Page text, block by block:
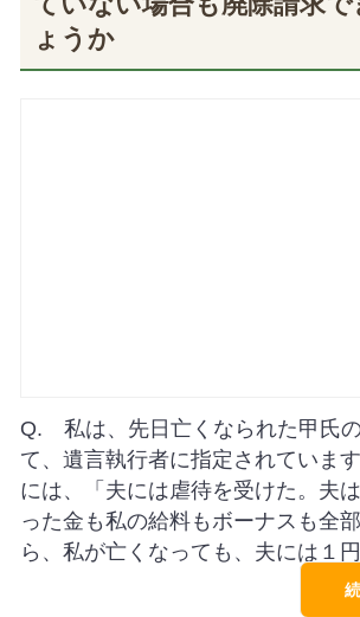
ょうか
Q. 私は、先日亡くなられた甲氏
て、遺言執行者に指定されていま
には、「夫には虐待を受けた。夫
った金も私の給料もボーナスも全
ら、私が亡くなっても、夫には１